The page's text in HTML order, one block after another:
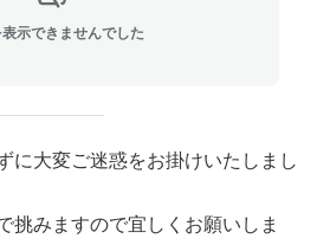
示できませんでした
に大変ご迷惑をお掛けいたしまし
挑みますので宜しくお願いしま